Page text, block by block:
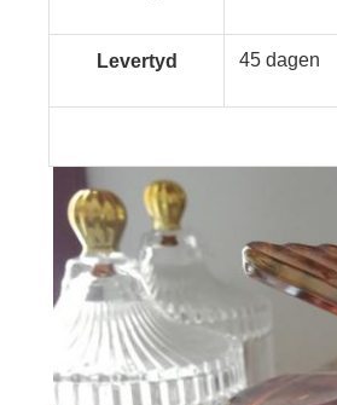
Levertyd 45 dagen